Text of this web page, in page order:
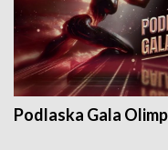
Podlaska Gala